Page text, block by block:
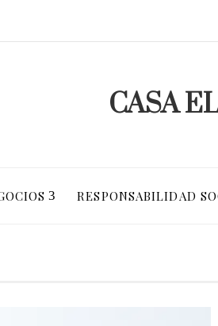
CASA
RESPONSABILIDAD